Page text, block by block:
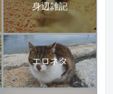
身辺雑記
エロネタ